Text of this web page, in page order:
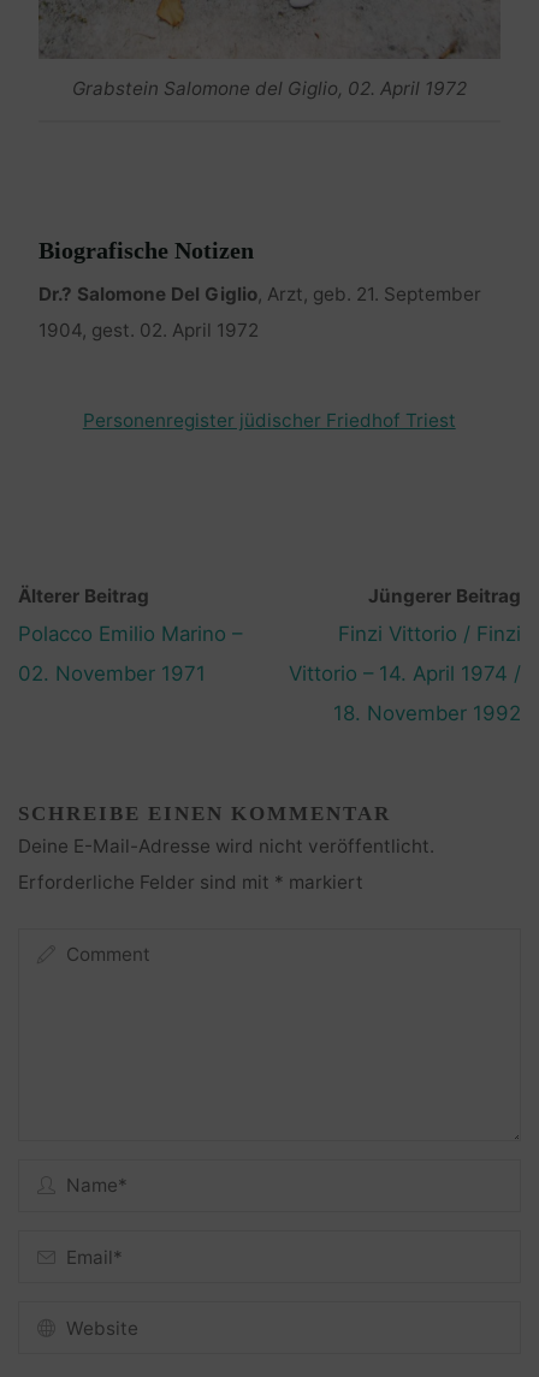
Grabstein Salomone del Giglio, 02. April 1972
Biografische Notizen
Dr.? Salomone Del Giglio, Arzt, geb. 21. September
1904, gest. 02. April 1972
Personenregister jüdischer Friedhof Triest
Älterer Beitrag
Polacco Emilio Marino –
02. November 1971
Jüngerer Beitrag
Finzi Vittorio / Finzi
Vittorio – 14. April 1974 /
18. November 1992
SCHREIBE EINEN KOMMENTAR
Deine E-Mail-Adresse wird nicht veröffentlicht.
Erforderliche Felder sind mit * markiert